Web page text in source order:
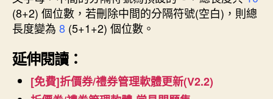
(8+2) 個位數，若刪除中間的分隔符號(空白)，則總
長度變為 8 (5+1+2) 個位數。
延伸閱讀：
[免費]折價券/禮券管理軟體更新(V2.2)